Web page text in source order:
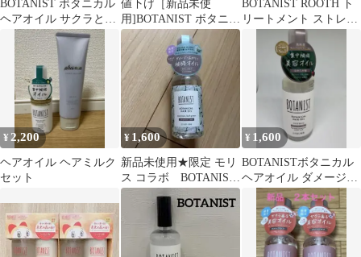
BOTANIST ボタニカル
ヘアオイル サクラとバ
ニラの香り
値下げ［新品未使
用]BOTANIST ボタニカ
ルヘアオイル 三本セッ
BOTANIST ROOTH ト
リートメント ストレー
¥ 2,200
ヘアオイル ヘアミルク
セット
¥ 1,600
新品未使用★限定 モリ
ス コラボ BOTANIST
ボタニカルヘアオイル
¥ 1,600
BOTANISTボタニカル
ヘアオイル ダメージケ
ア 80ml